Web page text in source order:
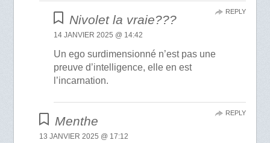
Nivolet la vraie???
14 JANVIER 2025 @ 14:42
Un ego surdimensionné n’est pas une
preuve d’intelligence, elle en est
l’incarnation.
REPLY
Menthe
13 JANVIER 2025 @ 17:12
REPLY